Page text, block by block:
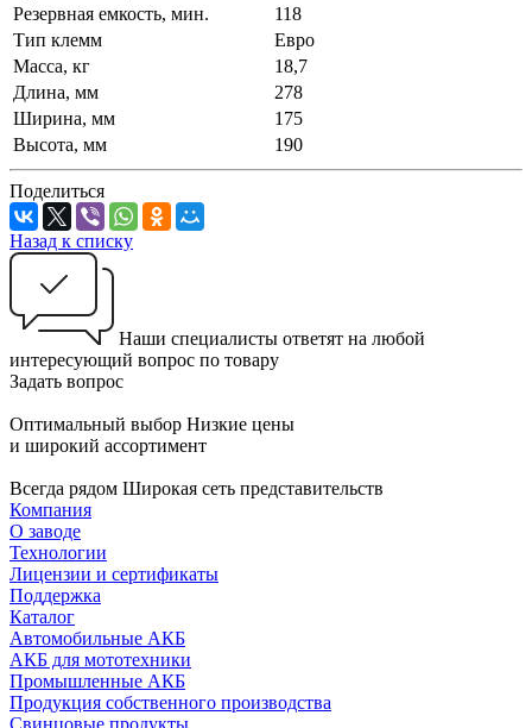
Резервная емкость, мин.
118
Тип клемм
Евро
Масса, кг
18,7
Длина, мм
278
Ширина, мм
175
Высота, мм
190
Поделиться
Назад к списку
Наши специалисты ответят на любой
интересующий вопрос по товару
Задать вопрос
Оптимальный выбор Низкие цены
и широкий ассортимент
Всегда рядом Широкая сеть представительств
Компания
О заводе
Технологии
Лицензии и сертификаты
Поддержка
Каталог
Автомобильные АКБ
АКБ для мототехники
Промышленные АКБ
Продукция собственного производства
Свинцовые продукты